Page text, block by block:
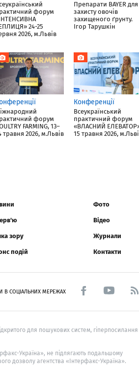
форум
24-25
2026, м.Львів
Препарати BAYER для
захисту овочів
захищеного ґрунту.
Ігор Тарушкін
форум
FARMING, 13–
травня 2026, м.Львів
Конференції
Всеукраїнський
практичний форум
«ВЛАСНИЙ
15 травня 2026,
зору
подій
Фото
Відео
Журнали
Контакти
В СОЦІАЛЬНИХ МЕРЕЖАХ
для пошукових систем, гіперпосилання
Україна», не підлягають подальшому
дозволу агентства «Інтерфакс-Україна».